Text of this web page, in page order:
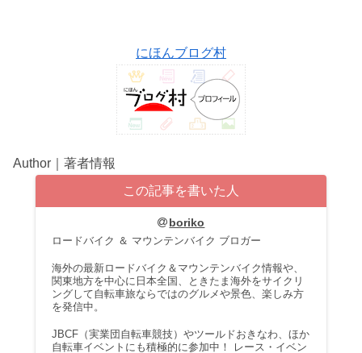
にほんブログ村
Author｜著者情報
この記事を書いた人
boriko
ロードバイク ＆ マウンテンバイク ブロガー
海外の最新ロードバイク＆マウンテンバイク情報や、
関東地方を中心に日本全国、ときたま海外をサイクリ
ングして自転車旅ならではのグルメや景色、楽しみ方
を発信中。
JBCF（実業団自転車競技）やツールドおきなわ、ほか
自転車イベントにも積極的に参加中！ レース・イベン